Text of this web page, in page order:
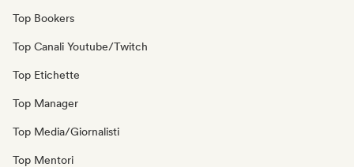
Top Bookers
Top Canali Youtube/Twitch
Top Etichette
Top Manager
Top Media/Giornalisti
Top Mentori